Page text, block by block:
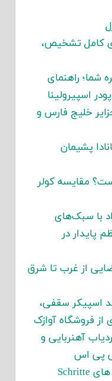
کامل تشخیص،
شما؛ راهنمای
اسپیرولینا
خلیج فارس و
پشیمان
مقایسه کولر
با سبک‌های
پایدار در
از غرب تا شرق
اسپیکر سقفی،
از فروشگاه آوازک
آهنربایی و
پی اس
دانلود رایگان مجموعه کتاب های Schritte